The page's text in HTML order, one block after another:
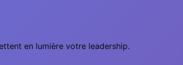
en lumière votre leadership.